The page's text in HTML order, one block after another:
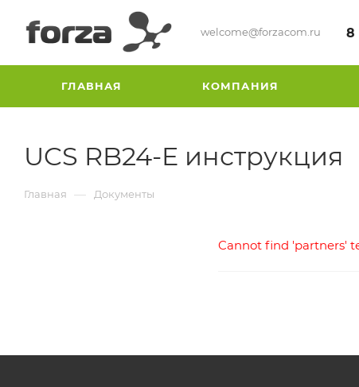
welcome@forzacom.ru 8
ГЛАВНАЯ КОМПАНИЯ
UCS RB24-E инструкция
Главная — Документы
Cannot find 'partners'